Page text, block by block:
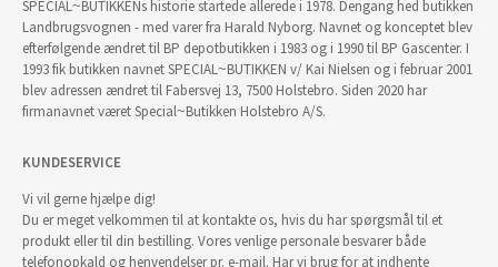
SPECIAL~BUTIKKENs historie startede allerede i 1978. Dengang hed butikken
Landbrugsvognen - med varer fra Harald Nyborg. Navnet og konceptet blev
efterfølgende ændret til BP depotbutikken i 1983 og i 1990 til BP Gascenter. I
1993 fik butikken navnet SPECIAL~BUTIKKEN v/ Kai Nielsen og i februar 2001
blev adressen ændret til Fabersvej 13, 7500 Holstebro. Siden 2020 har
firmanavnet været Special~Butikken Holstebro A/S.
KUNDESERVICE
Vi vil gerne hjælpe dig!
Du er meget velkommen til at kontakte os, hvis du har spørgsmål til et
produkt eller til din bestilling. Vores venlige personale besvarer både
telefonopkald og henvendelser pr. e-mail. Har vi brug for at indhente